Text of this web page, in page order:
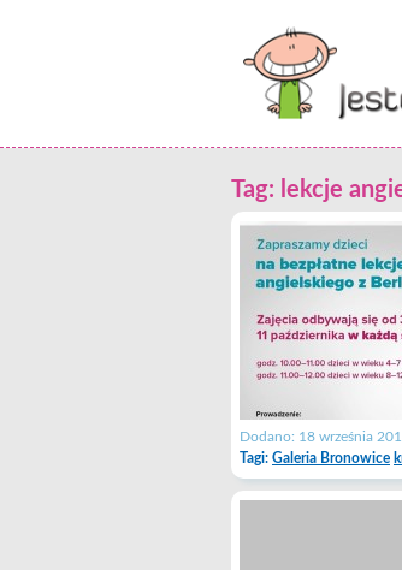
Tag: lekcje
Dodano: 18 września
Tagi: Galeria Bronowice